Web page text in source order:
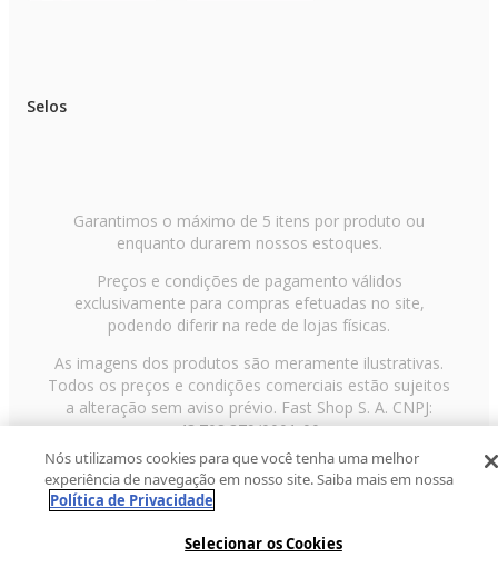
Selos
Garantimos o máximo de 5 itens por produto ou
enquanto durarem nossos estoques.
Preços e condições de pagamento válidos
exclusivamente para compras efetuadas no site,
podendo diferir na rede de lojas físicas.
As imagens dos produtos são meramente ilustrativas.
Todos os preços e condições comerciais estão sujeitos
a alteração sem aviso prévio. Fast Shop S. A. CNPJ:
43.708.379/0001-00
Avenida Zaki Narchi, nº 1650, sobreloja, Carandiru, São
Paulo/SP, CEP 02029-001, Telefone: 11 3003-3728 ©
2013 Fast Shop - Todos os direitos reservados
Nós utilizamos cookies para que você tenha uma melhor
experiência de navegação em nosso site. Saiba mais em nossa
Política de Privacidade
Selecionar os Cookies